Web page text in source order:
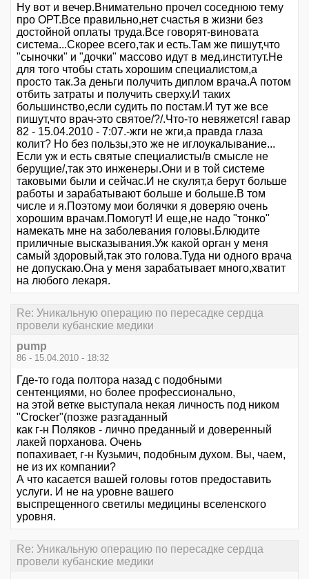
Ну вот и вечер.Внимательно прочел соседнюю тему
про ОРТ.Все правильно,нет счастья в жизни без
достойной оплаты труда.Все говорят-виновата
система...Скорее всего,так и есть.Там же пишут,что
"сыночки" и "дочки" массово идут в мед.институт.Не
для того чтобы стать хорошим специалистом,а
просто так.За деньги получить диплом врача.А потом
отбить затраты и получить сверху.И таких
большинство,если судить по постам.И тут же все
пишут,что врач-это святое/?/.Что-то невяжется! гавар
82 - 15.04.2010 - 7:07.-жги не жги,а правда глаза
колит? Но без пользы,это же не иглоукалывание...
Если уж и есть святые специалисты/в смысле не
берущие/,так это инженеры.Они и в той системе
таковыми были и сейчас.И не скулят,а берут больше
работы и зарабатывают больше и больше.В том
числе и я.Поэтому мои болячки я доверяю очень
хорошим врачам.Помогут! И еще,не надо "тонко"
намекать мне на заболевания головы.Блюдите
приличные высказывания.Уж какой орган у меня
самый здоровый,так это голова.Туда ни одного врача
не допускаю.Она у меня зарабатывает много,хватит
на любого лекаря.
Re: Уникальную операцию по пересадке сердца
провели кубанские медики
pump
86 - 15.04.2010 - 18:32
Где-то года полтора назад с подобными
сентенциями, но более профессионально,
на этой ветке выступала некая личность под ником
"Crocker"(позже разгаданный
как г-н Поляков - лично преданный и доверенный
лакей порханова. Очень
попахивает, г-н Кузьмич, подобным духом. Вы, чаем,
не из их компании?
А что касается вашей головы готов предоставить
услуги. И не на уровне вашего
выспрещенного светилы медицины вселенского
уровня.
Re: Уникальную операцию по пересадке сердца
провели кубанские медики